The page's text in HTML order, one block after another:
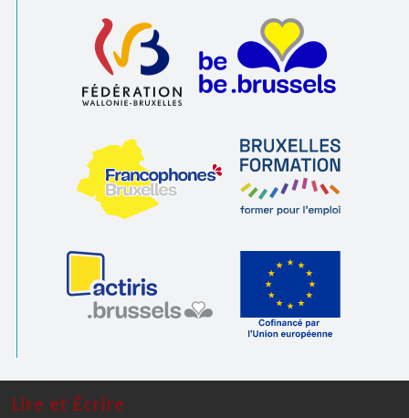
Lire et Écrire